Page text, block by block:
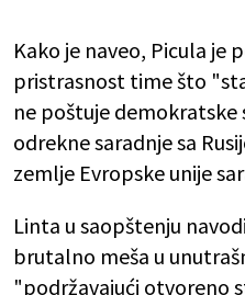
Kako je naveo, Picula je
pristrasnost time što
ne poštuje demokratske
odrekne saradnje sa
zemlje Evropske unije
Linta u saopštenju
brutalno meša u
"podržavajući otvoreno